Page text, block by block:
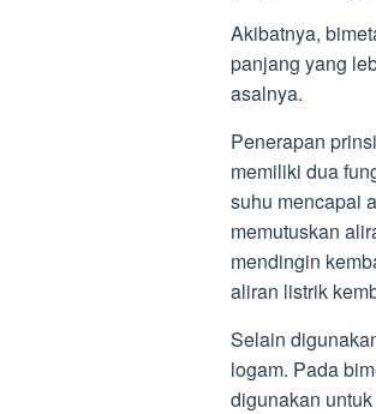
Akibatnya,
panjang yang
asalnya.
Penerapan
memiliki dua
suhu mencapai
memutuskan
mendingin
aliran listrik
Selain
logam. Pada
digunakan